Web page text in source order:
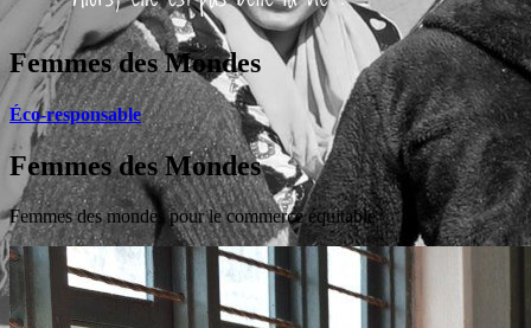
Femmes des Mondes
Éco-responsable
Femmes des Mondes
Femmes des mondes pour le commerce équitable